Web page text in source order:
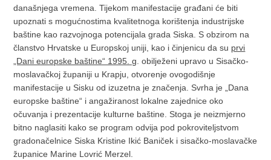
današnjega vremena. Tijekom manifestacije građani će biti
upoznati s mogućnostima kvalitetnoga korištenja industrijske
baštine kao razvojnoga potencijala grada Siska. S obzirom na
članstvo Hrvatske u Europskoj uniji, kao i činjenicu da su prvi
„Dani europske baštine“ 1995. g . obilježeni upravo u Sisačko-
moslavačkoj županiji u Krapju, otvorenje ovogodišnje
manifestacije u Sisku od izuzetna je značenja. Svrha je „Dana
europske baštine“ i angažiranost lokalne zajednice oko
očuvanja i prezentacije kulturne baštine. Stoga je neizmjerno
bitno naglasiti kako se program odvija pod pokroviteljstvom
gradonačelnice Siska Kristine Ikić Baniček i sisačko-moslavačke
županice Marine Lovrić Merzel.